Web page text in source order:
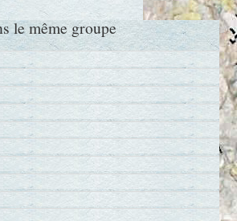
le même groupe